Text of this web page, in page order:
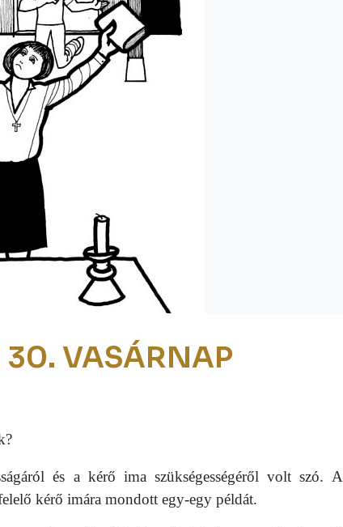
30. VASÁRNAP
és a kérő ima szükségességéről volt szó.
kérő imára mondott egy-egy példát.